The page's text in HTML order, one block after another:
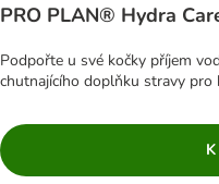
PRO PLAN® Hydra
Podpořte u své kočky příjem
chutnajícího doplňku stravy pro